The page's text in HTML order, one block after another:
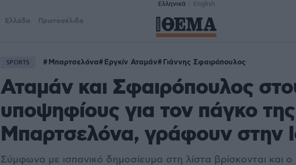
Ελληνικά English
Ελλάδα Πρωτοσέλιδα
SPORTS Μπαρτσελόνα Εργκίν Αταμάν Γιάννης Σφαιρόπουλος
Αταμάν και Σφαιρόπουλος
υποψηφίους για τον πάγκο της
Μπαρτσελόνα, γράφουν στην
Σύμφωνα με ισπανικό δημοσίευμα στη λίστα βρίσκονται και ο